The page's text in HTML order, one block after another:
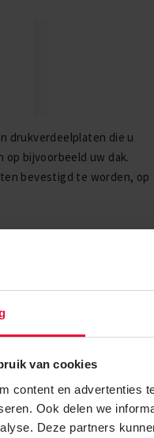
van cookies
content en advertenties
Ook delen we
Deze partners
drukverdeelplaten die u
bijvoorbeeld uw dak.
bevestigd te worden, op
te worden gebruikt